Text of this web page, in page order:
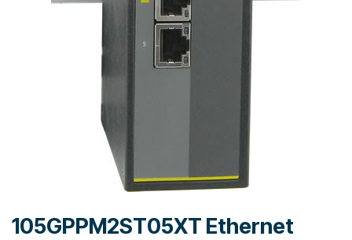
105GPPM2ST05XT Ethernet